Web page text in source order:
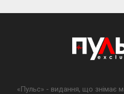
«Пульс» - видання, що знімає